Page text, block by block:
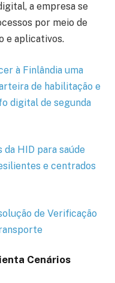
a empresa se
por meio de
e aplicativos.
à Finlândia uma
de habilitação e
digital de segunda
HID para saúde
e centrados
de Verificação
Cenários